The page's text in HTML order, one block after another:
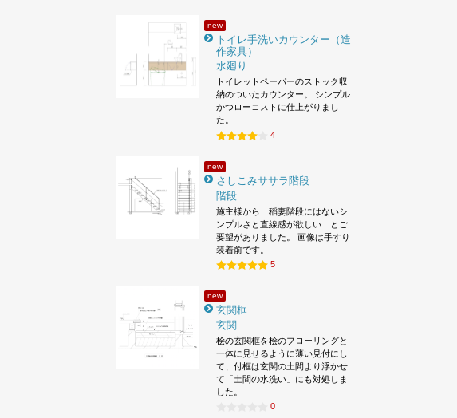
new
トイレ手洗いカウンター（造
作家具）
水廻り
トイレットペーパーのストック収
納のついたカウンター。 シンプル
かつローコストに仕上がりまし
た。
4
new
さしこみササラ階段
階段
施主様から 稲妻階段にはないシ
ンプルさと直線感が欲しい とご
要望がありました。 画像は手すり
装着前です。
5
new
玄関框
玄関
桧の玄関框を桧のフローリングと
一体に見せるように薄い見付にし
て、付框は玄関の土間より浮かせ
て「土間の水洗い」にも対処しま
した。
0